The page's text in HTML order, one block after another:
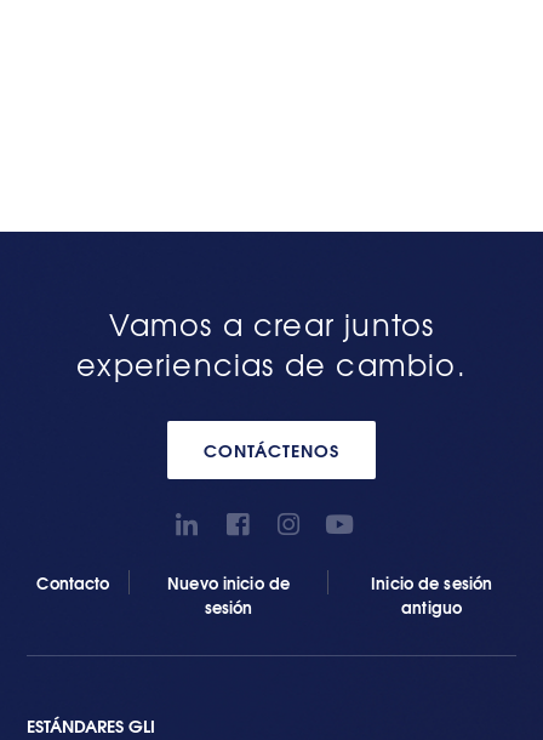
Vamos a crear juntos
experiencias de cambio.
CONTÁCTENOS
Contacto
Nuevo inicio de
sesión
Inicio de sesión
antiguo
ESTÁNDARES GLI